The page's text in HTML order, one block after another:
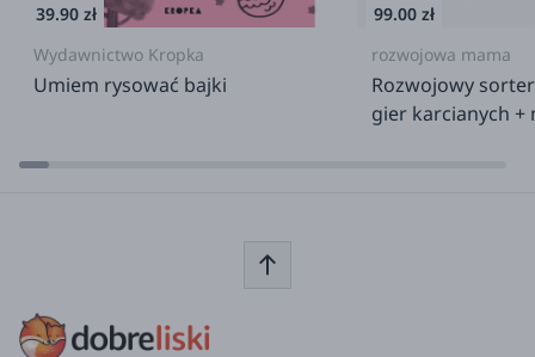
39.90 zł
Wydawnictwo Kropka
Umiem rysować bajki
99.00 zł
rozwojowa mama
Rozwojowy
gier karcianych +